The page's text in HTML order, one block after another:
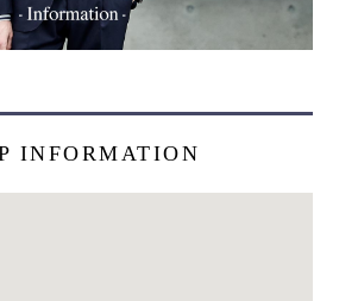
INFORMATION